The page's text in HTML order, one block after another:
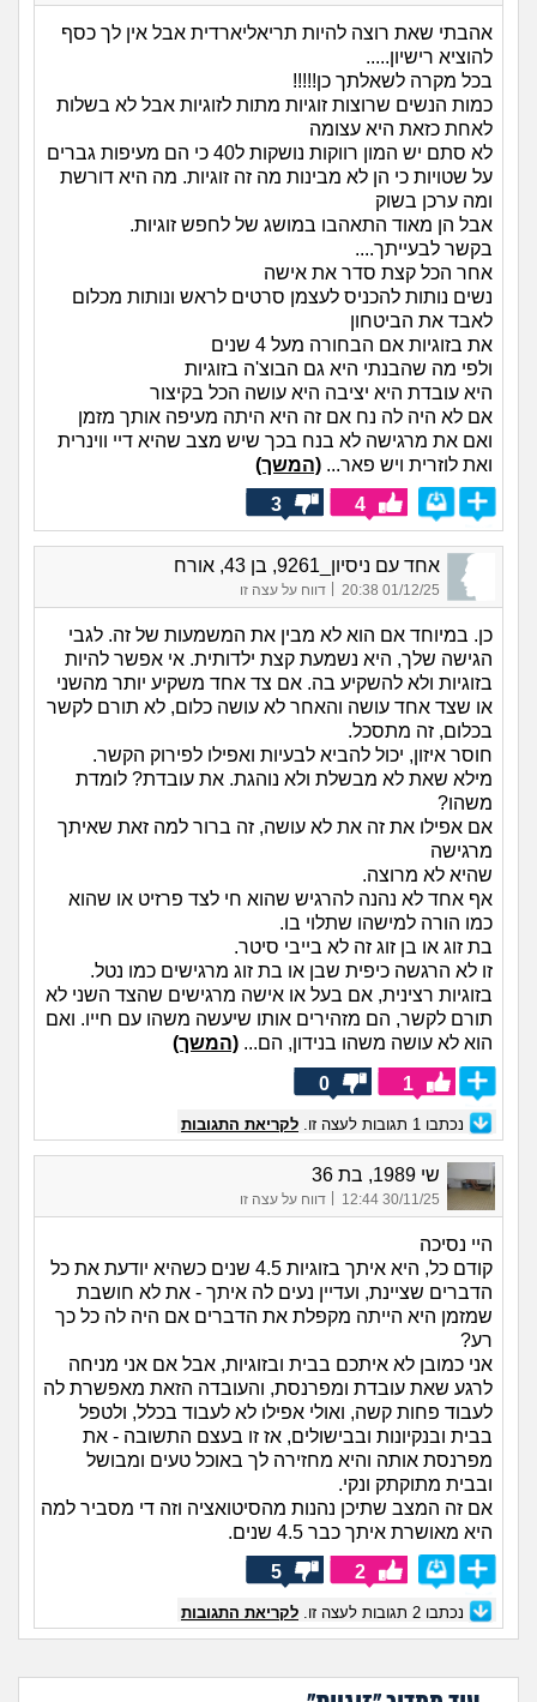
אהבתי שאת רוצה להיות תריאליארדית אבל אין לך כסף
להוציא רישיון.....
בכל מקרה לשאלתך כן!!!!!
כמות הנשים שרוצות זוגיות מתות לזוגיות אבל לא בשלות
לאחת כזאת היא עצומה
לא סתם יש המון רווקות נושקות ל40 כי הם מעיפות גברים
על שטויות כי הן לא מבינות מה זה זוגיות. מה היא דורשת
ומה ערכן בשוק
אבל הן מאוד התאהבו במושג של לחפש זוגיות.
בקשר לבעייתך....
אחר הכל קצת סדר את אישה
נשים נותות להכניס לעצמן סרטים לראש ונותות מכלום
לאבד את הביטחון
את בזוגיות אם הבחורה מעל 4 שנים
ולפי מה שהבנתי היא גם הבוצ'ה בזוגיות
היא עובדת היא יציבה היא עושה הכל בקיצור
אם לא היה לה נח אם זה היא היתה מעיפה אותך מזמן
ואם את מרגישה לא בנח בכך שיש מצב שהיא דיי ווינרית
ואת לוזרית ויש פאר... (המשך)
4
3
אחד עם ניסיון_9261, בן 43, אורח
01/12/25 20:38 דווח על עצה זו
כן. במיוחד אם הוא לא מבין את המשמעות של זה. לגבי
הגישה שלך, היא נשמעת קצת ילדותית. אי אפשר להיות
בזוגיות ולא להשקיע בה. אם צד אחד משקיע יותר מהשני
או שצד אחד עושה והאחר לא עושה כלום, לא תורם לקשר
בכלום, זה מתסכל.
חוסר איזון, יכול להביא לבעיות ואפילו לפירוק הקשר.
מילא שאת לא מבשלת ולא נוהגת. את עובדת? לומדת
משהו?
אם אפילו את זה את לא עושה, זה ברור למה זאת שאיתך
מרגישה
שהיא לא מרוצה.
אף אחד לא נהנה להרגיש שהוא חי לצד פרזיט או שהוא
כמו הורה למישהו שתלוי בו.
בת זוג או בן זוג זה לא בייבי סיטר.
זו לא הרגשה כיפית שבן או בת זוג מרגישים כמו נטל.
בזוגיות רצינית, אם בעל או אישה מרגישים שהצד השני לא
תורם לקשר, הם מזהירים אותו שיעשה משהו עם חייו. ואם
הוא לא עושה משהו בנידון, הם... (המשך)
1
0
נכתבו 1 תגובות לעצה זו. לקריאת התגובות
שי 1989, בת 36
30/11/25 12:44
| דווח על עצה זו
היי נסיכה
קודם כל, היא איתך בזוגיות 4.5 שנים כשהיא יודעת את כל
הדברים שציינת, ועדיין נעים לה איתך - את לא חושבת
שמזמן היא הייתה מקפלת את הדברים אם היה לה כל כך
רע?
אני כמובן לא איתכם בבית ובזוגיות, אבל אם אני מניחה
לרגע שאת עובדת ומפרנסת, והעובדה הזאת מאפשרת לה
לעבוד פחות קשה, ואולי אפילו לא לעבוד בכלל, ולטפל
בבית ובנקיונות ובבישולים, אז זו בעצם התשובה - את
מפרנסת אותה והיא מחזירה לך באוכל טעים ומבושל
ובבית מתוקתק ונקי.
אם זה המצב שתיכן נהנות מהסיטואציה וזה די מסביר למה
היא מאושרת איתך כבר 4.5 שנים.
2
5
נכתבו 2 תגובות לעצה זו. לקריאת התגובות